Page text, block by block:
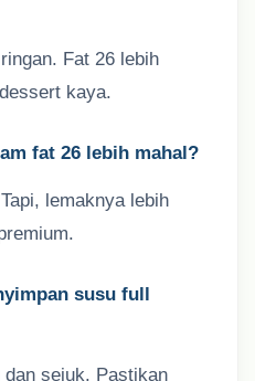
Fat 26 lebih
kaya.
fat 26 lebih mahal?
lemaknya lebih
susu full
sejuk. Pastikan